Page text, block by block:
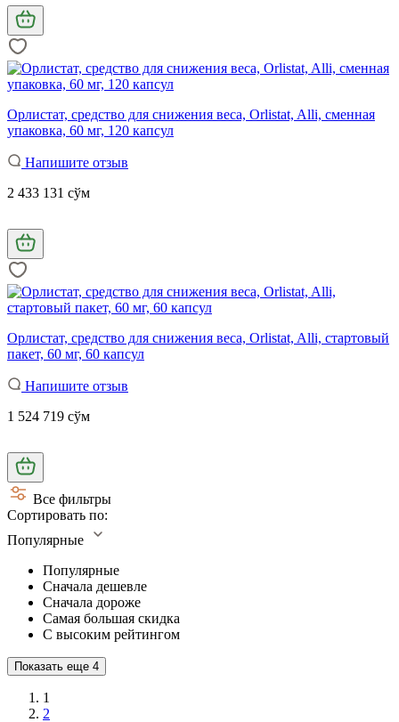
Орлистат, средство для снижения веса, Orlistat, Alli, сменная
упаковка, 60 мг, 120 капсул
Напишите отзыв
2 433 131 сўм
Орлистат, средство для снижения веса, Orlistat, Alli, стартовый
пакет, 60 мг, 60 капсул
Напишите отзыв
1 524 719 сўм
Все фильтры
Сортировать по:
Популярные
Популярные
Сначала дешевле
Сначала дороже
Самая большая скидка
С высоким рейтингом
Показать еще 4
1
2